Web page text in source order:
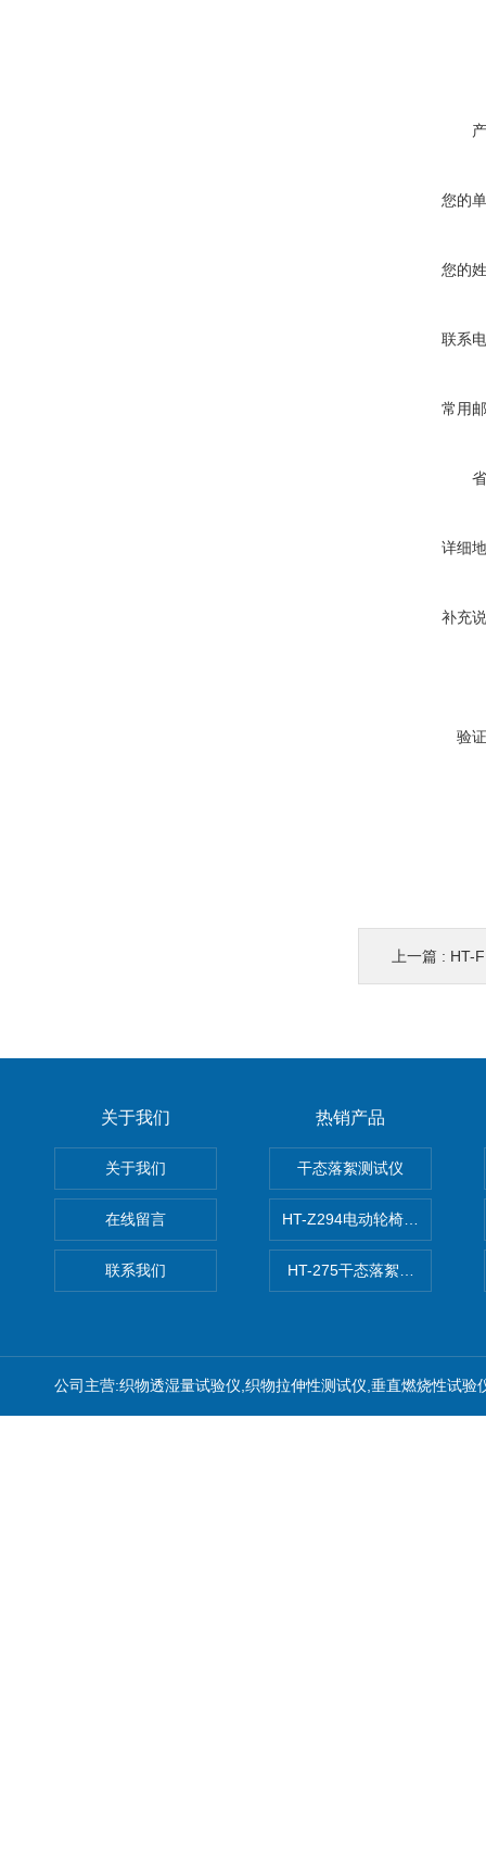
您的
您的
联系
常用
详细
补充
验
上一篇 : HT-
关于我们
关于我们
在线留言
联系我们
热销产品
干态落絮测试仪
HT-Z294电动轮椅车耗电量测
HT-275干态落絮测试仪
公司主营:织物透湿量试验仪,织物拉伸性测试仪,垂直燃烧性试验